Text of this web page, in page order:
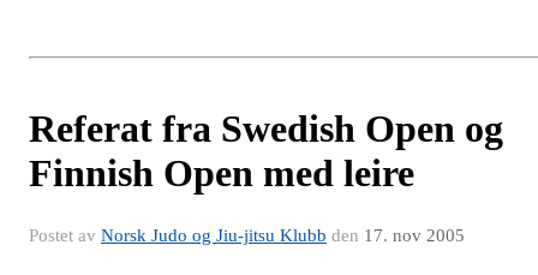
Referat fra Swedish Open og
Finnish Open med leire
Postet av Norsk Judo og Jiu-jitsu Klubb den 17. nov 2005